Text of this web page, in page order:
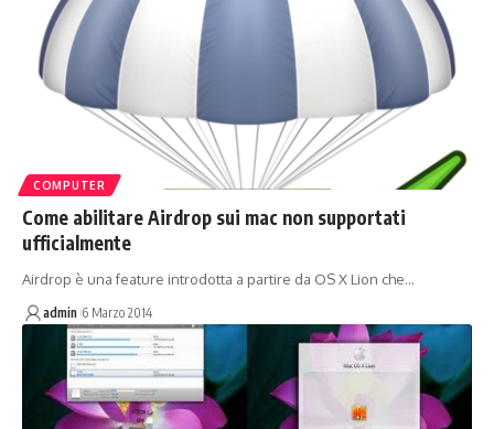
COMPUTER
Come abilitare Airdrop sui mac non supportati
ufficialmente
Airdrop è una feature introdotta a partire da OS X Lion che…
admin 6 Marzo 2014